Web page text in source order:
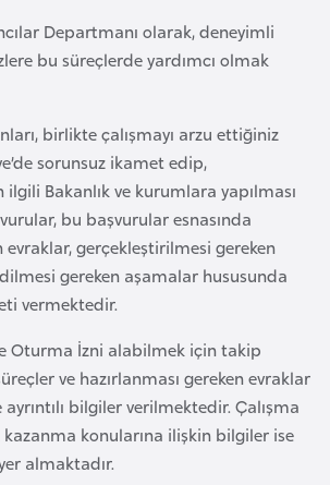
Departmanı olarak, deneyimli
bu süreçlerde yardımcı olmak
birlikte çalışmayı arzu ettiğiniz
sorunsuz ikamet edip,
Bakanlık ve kurumlara yapılması
bu başvurular esnasında
evraklar, gerçekleştirilmesi gereken
gereken aşamalar hususunda
vermektedir.
Oturma İzni alabilmek için takip
ve hazırlanması gereken evraklar
bilgiler verilmektedir. Çalışma
kazanma konularına ilişkin bilgiler ise
almaktadır.